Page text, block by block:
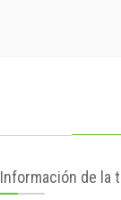
Información de la